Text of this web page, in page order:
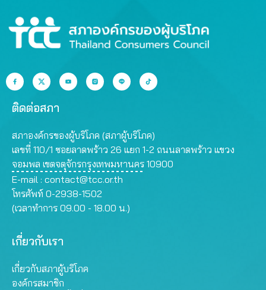
ติดต่อสภา
สภาองค์กรของผู้บริโภค (สภาผู้บริโภค)
เลขที่ 110/1 ซอยลาดพร้าว 26 แยก 1-2 ถนนลาดพร้าว แขวง
จอมพล เขตจตุจักรกรุงเทพมหานคร 10900
E-mail : contact@tcc.or.th
โทรศัพท์ 0-2938-1502
(เวลาทำการ 09.00 - 18.00 น.)
เกี่ยวกับเรา
เกี่ยวกับสภาผู้บริโภค
องค์กรสมาชิก